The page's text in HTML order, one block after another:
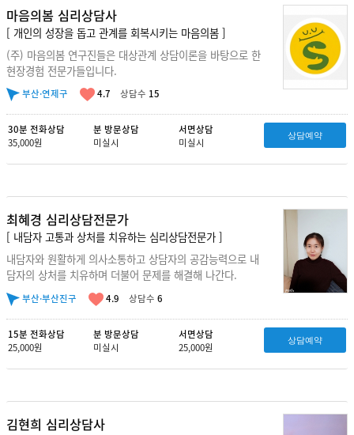
마음의봄 심리상담사
[ 개인의 성장을 돕고 관계를 회복시키는 마음의봄 ]
(주) 마음의봄 연구진들은 대상관계 상담이론을 바탕으로 한
현장경험 전문가들입니다.
부산·연제구 4.7 상담수 15
30분 전화상담
35,000원
분 방문상담
미실시
서면상담
미실시
상담예약
최혜경 심리상담전문가
[ 내담자 고통과 상처를 치유하는 심리상담전문가 ]
내담자와 원활하게 의사소통하고 상담자의 공감능력으로 내
담자의 상처를 치유하며 더불어 문제를 해결해 나간다.
부산·부산진구 4.9 상담수 6
15분 전화상담
25,000원
분 방문상담
미실시
서면상담
25,000원
상담예약
김현희 심리상담사